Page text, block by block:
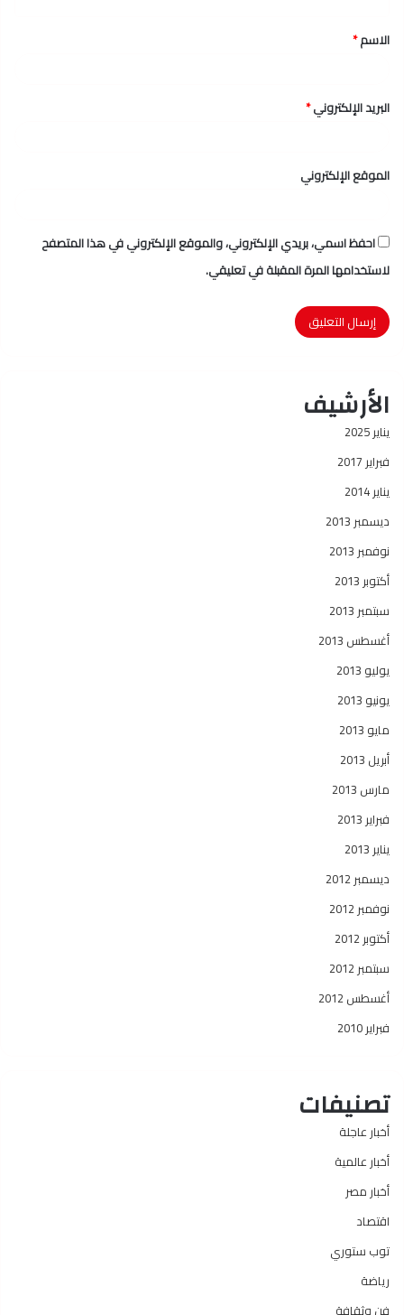
*
الاسم*
البريد الإلكتروني*
الموقع الإلكتروني
احفظ اسمي، بريدي الإلكتروني، والموقع الإلكتروني في هذا المتصفح
لاستخدامها المرة المقبلة في تعليقي.
الأرشيف
يناير 2025
فبراير 2017
يناير 2014
ديسمبر 2013
نوفمبر 2013
أكتوبر 2013
سبتمبر 2013
أغسطس 2013
يوليو 2013
يونيو 2013
مايو 2013
أبريل 2013
مارس 2013
فبراير 2013
يناير 2013
ديسمبر 2012
نوفمبر 2012
أكتوبر 2012
سبتمبر 2012
أغسطس 2012
فبراير 2010
تصنيفات
أخبار عاجلة
أخبار عالمية
أخبار مصر
اقتصاد
توب ستوري
رياضة
فن وثقافة